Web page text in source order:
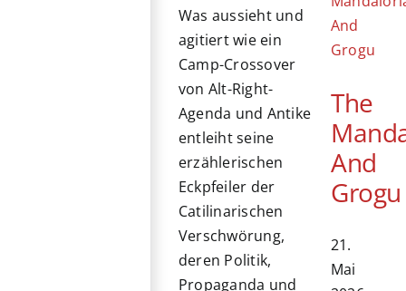
Was aussieht und
agitiert wie ein
Camp-Crossover
von Alt-Right-
Agenda und Antike
entleiht seine
erzählerischen
Eckpfeiler der
Catilinarischen
Verschwörung,
deren Politik,
Propaganda und
The
And
Grogu
21.
Mai